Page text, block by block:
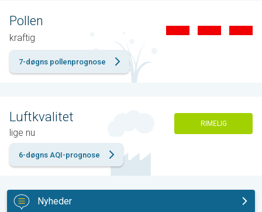
Pollen
kraftig
7-døgns pollenprognose
Luftkvalitet
lige nu
RIMELIG
6-døgns AQI-prognose
Nyheder